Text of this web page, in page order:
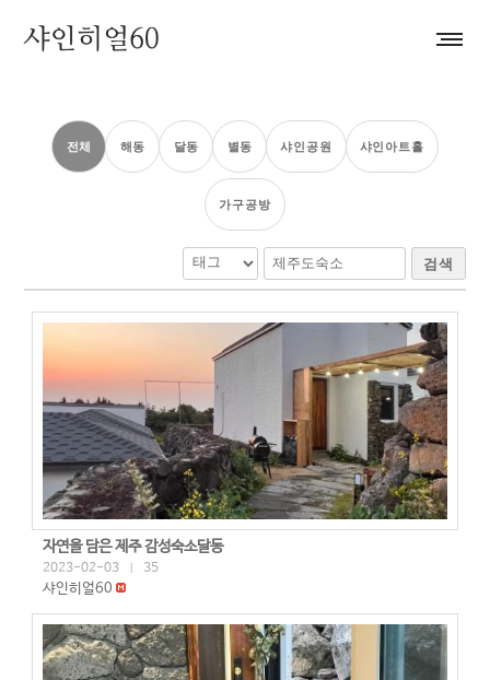
전체 해동 달동 별동 샤인공원 샤인아트홀
가구공방
검색
자연을 담은 제주 감성숙소달동
2023-02-03 35
샤인히얼60